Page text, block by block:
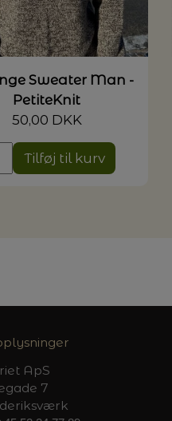
Sweater Man -
PetiteKnit
50,00 DKK
Tilføj til kurv
ApS
7